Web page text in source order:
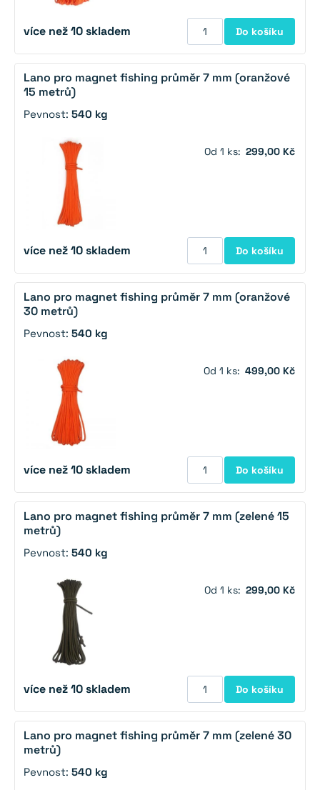
více než 10 skladem Do košíku
Lano pro magnet fishing průměr 7 mm (oranžové
15 metrů)
Pevnost: 540 kg
Od 1 ks: 299,00 Kč
více než 10 skladem Do košíku
Lano pro magnet fishing průměr 7 mm (oranžové
30 metrů)
Pevnost: 540 kg
Od 1 ks: 499,00 Kč
více než 10 skladem Do košíku
Lano pro magnet fishing průměr 7 mm (zelené 15
metrů)
Pevnost: 540 kg
Od 1 ks: 299,00 Kč
více než 10 skladem Do košíku
Lano pro magnet fishing průměr 7 mm (zelené 30
metrů)
Pevnost: 540 kg